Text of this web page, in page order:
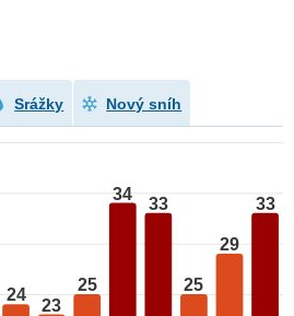
Srážky Nový sníh
24
23
25
34
33
25
29
33